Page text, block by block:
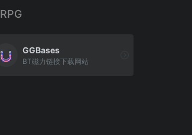
RPG
GGBases
BT磁力链接下载网站